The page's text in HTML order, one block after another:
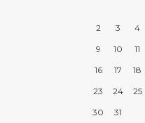
2
3 4
9
10 11
16
17 18
23
24 25
30
31